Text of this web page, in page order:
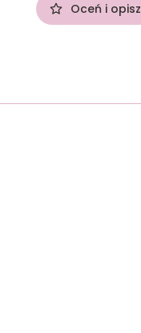
Oceń i opisz